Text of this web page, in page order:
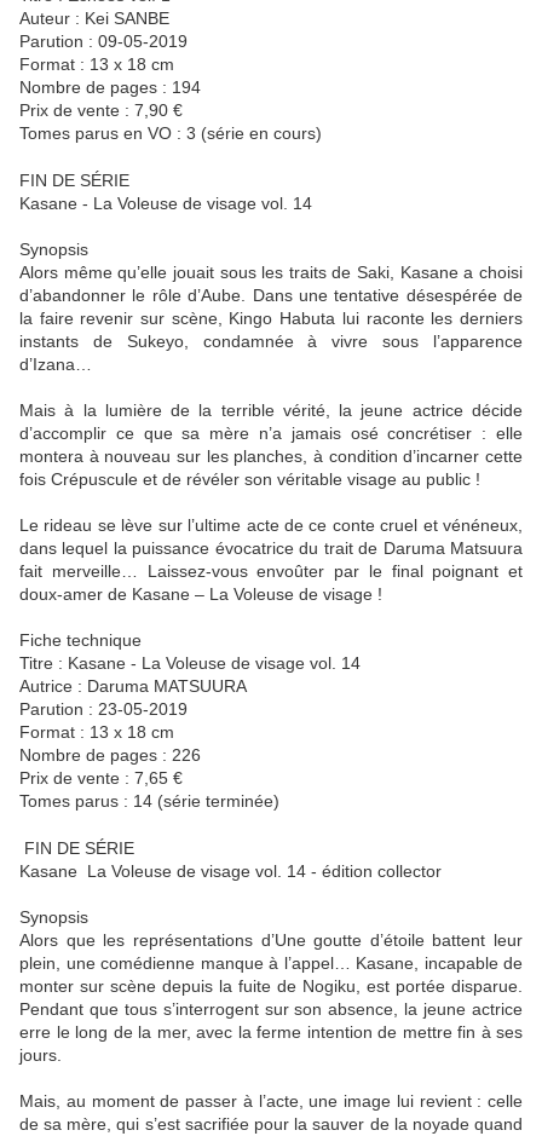
Auteur : Kei SANBE
Parution : 09-05-2019
Format : 13 x 18 cm
Nombre de pages : 194
Prix de vente : 7,90 €
Tomes parus en VO : 3 (série en cours)
FIN DE SÉRIE
Kasane - La Voleuse de visage vol. 14
Synopsis
Alors même qu’elle jouait sous les traits de Saki, Kasane a choisi
d’abandonner le rôle d’Aube. Dans une tentative désespérée de
la faire revenir sur scène, Kingo Habuta lui raconte les derniers
instants de Sukeyo, condamnée à vivre sous l’apparence
d’Izana…
Mais à la lumière de la terrible vérité, la jeune actrice décide
d’accomplir ce que sa mère n’a jamais osé concrétiser : elle
montera à nouveau sur les planches, à condition d’incarner cette
fois Crépuscule et de révéler son véritable visage au public !
Le rideau se lève sur l’ultime acte de ce conte cruel et vénéneux,
dans lequel la puissance évocatrice du trait de Daruma Matsuura
fait merveille… Laissez-vous envoûter par le final poignant et
doux-amer de Kasane – La Voleuse de visage !
Fiche technique
Titre : Kasane - La Voleuse de visage vol. 14
Autrice : Daruma MATSUURA
Parution : 23-05-2019
Format : 13 x 18 cm
Nombre de pages : 226
Prix de vente : 7,65 €
Tomes parus : 14 (série terminée)
FIN DE SÉRIE
Kasane La Voleuse de visage vol. 14 - édition collector
Synopsis
Alors que les représentations d’Une goutte d’étoile battent leur
plein, une comédienne manque à l’appel… Kasane, incapable de
monter sur scène depuis la fuite de Nogiku, est portée disparue.
Pendant que tous s’interrogent sur son absence, la jeune actrice
erre le long de la mer, avec la ferme intention de mettre fin à ses
jours.
Mais, au moment de passer à l’acte, une image lui revient : celle
de sa mère, qui s’est sacrifiée pour la sauver de la noyade quand